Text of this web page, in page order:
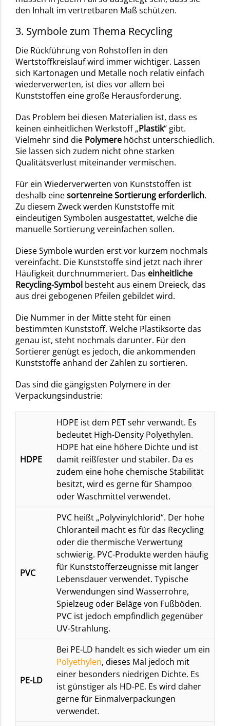
den Inhalt im vertretbaren Maß schützen.
3. Symbole zum Thema Recycling
Die Rückführung von Rohstoffen in den
Wertstoffkreislauf wird immer wichtiger. Lassen
sich Kartonagen und Metalle noch relativ einfach
wiederverwerten, ist dies vor allem bei
Kunststoffen eine große Herausforderung.
Das Problem bei diesen Materialien ist, dass es
keinen einheitlichen Werkstoff „Plastik“ gibt.
Vielmehr sind die Polymere höchst unterschiedlich.
Sie lassen sich zudem nicht ohne starken
Qualitätsverlust miteinander vermischen.
Für ein Wiederverwerten von Kunststoffen ist
deshalb einesortenreine Sortierung erforderlich.
Zu diesem Zweck werden Kunststoffe mit
eindeutigen Symbolen ausgestattet, welche die
manuelle Sortierung vereinfachen sollen.
Diese Symbole wurden erst vor kurzem nochmals
vereinfacht. Die Kunststoffe sind jetzt nach ihrer
Häufigkeit durchnummeriert. Das einheitliche
Recycling-Symbol besteht aus einem Dreieck, das
aus drei gebogenen Pfeilen gebildet wird.
Die Nummer in der Mitte steht für einen
bestimmten Kunststoff. Welche Plastiksorte das
genau ist, steht nochmals darunter. Für den
Sortierer genügt es jedoch, die ankommenden
Kunststoffe anhand der Zahlen zu sortieren.
Das sind die gängigsten Polymere in der
Verpackungsindustrie:
HDPE
HDPE ist dem PET sehr verwandt. Es
bedeutet High-Density Polyethylen.
HDPE hat eine höhere Dichte und ist
damit reißfester und stabiler. Da es
zudem eine hohe chemische Stabilität
besitzt, wird es gerne für Shampoo
oder Waschmittel verwendet.
PVC
PVC heißt „Polyvinylchlorid“. Der hohe
Chloranteil macht es für das Recycling
oder die thermische Verwertung
schwierig. PVC-Produkte werden häufig
für Kunststofferzeugnisse mit langer
Lebensdauer verwendet. Typische
Verwendungen sind Wasserrohre,
Spielzeug oder Beläge von Fußböden.
PVC ist jedoch empfindlich gegenüber
UV-Strahlung.
PE-LD
Bei PE-LD handelt es sich wieder um ein
Polyethylen, dieses Mal jedoch mit
einer besonders niedrigen Dichte. Es
ist günstiger als HD-PE. Es wird daher
gerne für Einmalverpackungen
verwendet.